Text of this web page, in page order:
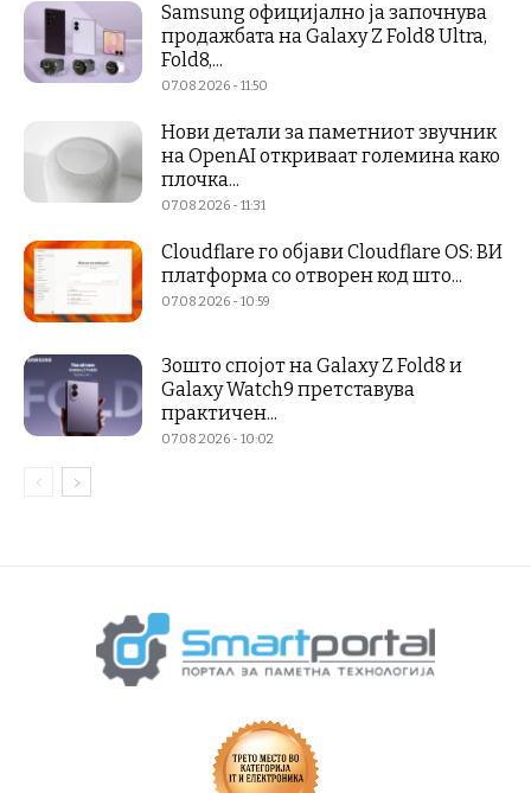
Samsung официјално ја започнува
продажбата на Galaxy Z Fold8 Ultra,
Fold8,...
07.08.2026 - 11:50
Нови детали за паметниот звучник
на OpenAI откриваат големина како
плочка...
07.08.2026 - 11:31
Cloudflare го објави Cloudflare OS: ВИ
платформа со отворен код што...
07.08.2026 - 10:59
Зошто спојот на Galaxy Z Fold8 и
Galaxy Watch9 претставува
практичен...
07.08.2026 - 10:02